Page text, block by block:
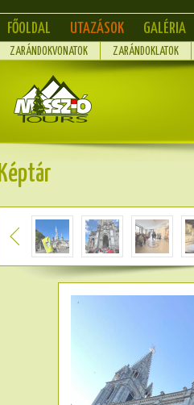
FŐOLDAL UTAZÁSOK GALÉRIA
ZARÁNDOKVONATOK ZARÁNDOKLATOK
Képtár